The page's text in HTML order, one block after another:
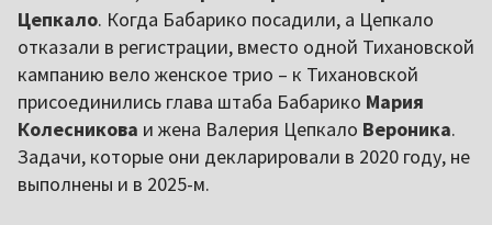
Цепкало. Когда Бабарико посадили, а Цепкало
отказали в регистрации, вместо одной Тихановской
кампанию вело женское трио – к Тихановской
присоединились глава штаба Бабарико Мария
Колесникова и жена Валерия Цепкало Вероника.
Задачи, которые они декларировали в 2020 году, не
выполнены и в 2025-м.